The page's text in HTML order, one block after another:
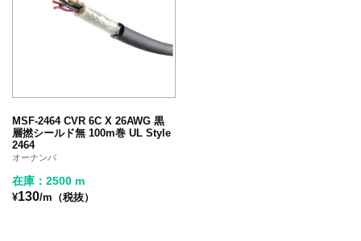
MSF-2464 CVR 6C X 26AWG 黒
層撚シールド無 100m巻 UL Style
2464
オーナンバ
在庫：2500 m
¥130/m（税抜）